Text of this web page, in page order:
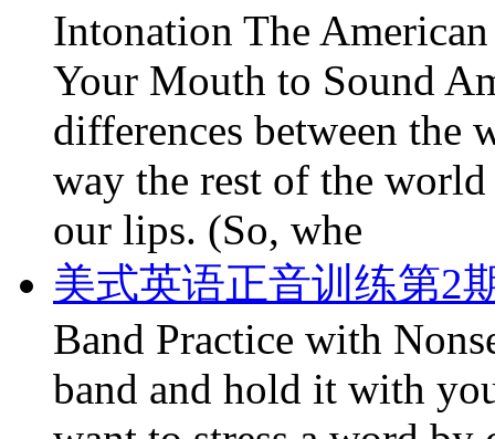
Intonation The
Your Mouth to Sound
differences between the
way the rest of the
our lips. (So, whe
美式英语正音训练第2
Band Practice with
band and hold it with